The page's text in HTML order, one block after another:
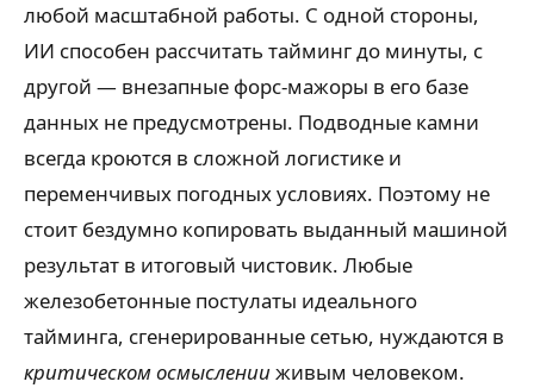
любой масштабной работы. С одной стороны,
ИИ способен рассчитать тайминг до минуты, с
другой — внезапные форс-мажоры в его базе
данных не предусмотрены. Подводные камни
всегда кроются в сложной логистике и
переменчивых погодных условиях. Поэтому не
стоит бездумно копировать выданный машиной
результат в итоговый чистовик. Любые
железобетонные постулаты идеального
тайминга, сгенерированные сетью, нуждаются в
критическом осмысленииживым человеком.